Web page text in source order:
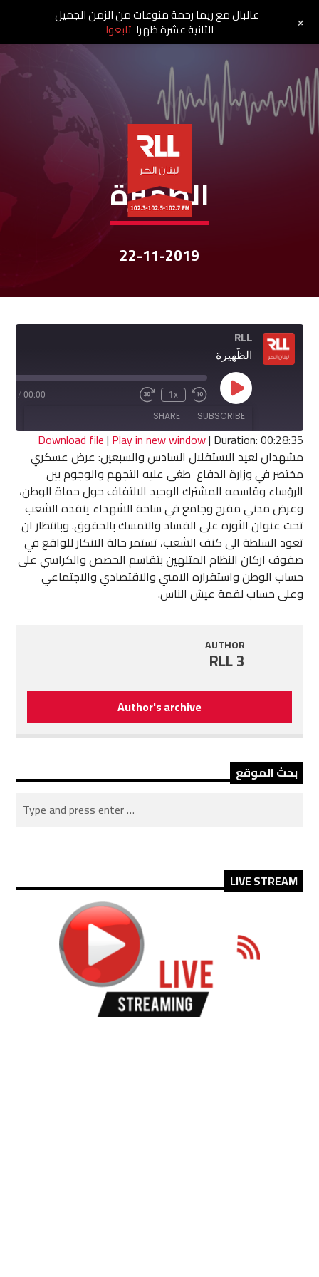
نشرات الأخبار
الظّهيرة
22-11-2019
RLL
الظّهيرة
Play
Episode
Rewind
10
Seconds
1x
Fast
seconds
00:00
/
SUBSCRIBE
SHARE
RSS FEED
SHARE
LINK
EMBED
Download file| Play in new window| Duration: 00:28:35
مشهدان لعيد الاستقلال السادس والسبعين: عرض عسكري
مختصر في وزارة الدفاع طغى عليه التجهم والوجوم بين
الرؤساء وقاسمه المشترك الوحيد الالتفاف حول حماة الوطن،
وعرض مدني مفرح وجامع في ساحة الشهداء ينفذه الشعب
تحت عنوان الثورة على الفساد والتمسك بالحقوق. وبانتظار ان
تعود السلطة الى كنف الشعب، تستمر حالة الانكار للواقع في
صفوف اركان النظام المتلهين بتقاسم الحصص والكراسي على
حساب الوطن واستقراره الامني والاقتصادي والاجتماعي
وعلى حساب لقمة عيش الناس.
AUTHOR
RLL 3
Author's archive
بحث الموقع
LIVE STREAM
عالبال مع ريما رحمة منوعات من الزمن الجميل
الثانية عشرة ظهرا تابعوا +